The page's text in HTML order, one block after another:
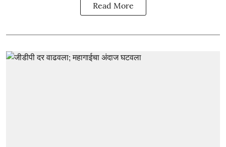
Read More